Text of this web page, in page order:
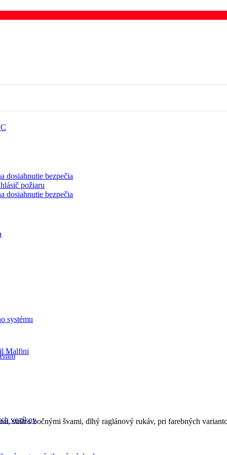
systému
vozíkov
dosiahnutie bezpečia
požiaru
dosiahnutie bezpečia
Malfini
strih s bočnými švami, dlhý raglánový rukáv, pri farebných